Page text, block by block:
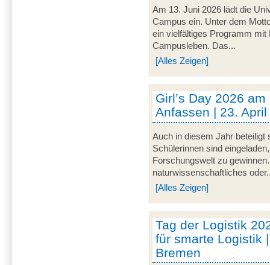
Am 13. Juni 2026 lädt die
Campus ein. Unter dem
ein vielfältiges Programm
Campusleben. Das...
[Alles Zeigen]
Girl’s Day 2026
Anfassen | 23.
Auch in diesem Jahr beteiligt
Schülerinnen sind
Forschungswelt zu
naturwissenschaftliches
[Alles Zeigen]
Tag der Logistik
für smarte Logistik
Bremen